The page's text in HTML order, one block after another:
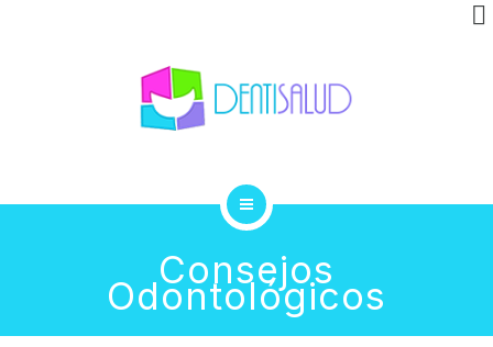
TRATAMIENTOS
INVISALIGN
Consejos
Odontológicos